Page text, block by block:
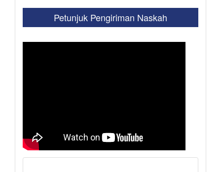
Petunjuk Pengiriman Naskah